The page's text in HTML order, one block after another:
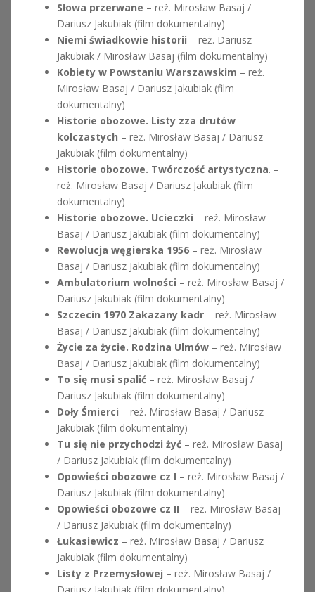
Słowa przerwane – reż. Mirosław Basaj /
Dariusz Jakubiak (film dokumentalny)
Niemi świadkowie historii – reż. Dariusz
Jakubiak / Mirosław Basaj (film dokumentalny)
Kobiety w Powstaniu Warszawskim – reż.
Mirosław Basaj / Dariusz Jakubiak (film
dokumentalny)
Historie obozowe. Listy zza drutów
kolczastych – reż. Mirosław Basaj / Dariusz
Jakubiak (film dokumentalny)
Historie obozowe. Twórczość artystyczna. –
reż. Mirosław Basaj / Dariusz Jakubiak (film
dokumentalny)
Historie obozowe. Ucieczki – reż. Mirosław
Basaj / Dariusz Jakubiak (film dokumentalny)
Rewolucja węgierska 1956 – reż. Mirosław
Basaj / Dariusz Jakubiak (film dokumentalny)
Ambulatorium wolności – reż. Mirosław Basaj /
Dariusz Jakubiak (film dokumentalny)
Szczecin 1970 Zakazany kadr – reż. Mirosław
Basaj / Dariusz Jakubiak (film dokumentalny)
Życie za życie. Rodzina Ulmów – reż. Mirosław
Basaj / Dariusz Jakubiak (film dokumentalny)
To się musi spalić – reż. Mirosław Basaj /
Dariusz Jakubiak (film dokumentalny)
Doły Śmierci – reż. Mirosław Basaj / Dariusz
Jakubiak (film dokumentalny)
Tu się nie przychodzi żyć – reż. Mirosław Basaj
/ Dariusz Jakubiak (film dokumentalny)
Opowieści obozowe cz I – reż. Mirosław Basaj /
Dariusz Jakubiak (film dokumentalny)
Opowieści obozowe cz II – reż. Mirosław Basaj
/ Dariusz Jakubiak (film dokumentalny)
Łukasiewicz – reż. Mirosław Basaj / Dariusz
Jakubiak (film dokumentalny)
Listy z Przemysłowej – reż. Mirosław Basaj /